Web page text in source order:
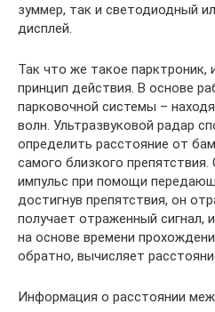
зуммер, так и светодиодный
дисплей.
Так что же такое парктроник,
принцип действия. В основе
парковочной системы –
волн. Ультразвуковой радар
определить расстояние от
самого близкого
импульс при помощи
достигнув препятствия, он
получает отраженный сигнал,
на основе времени
обратно, вычисляет
Информация о расстоянии